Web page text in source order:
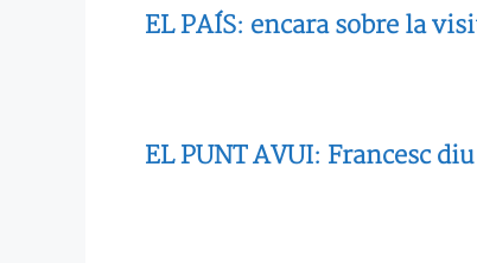
EL PAÍS: encara sobre la
EL PUNT AVUI: Francesc